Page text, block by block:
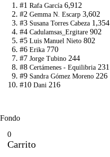
#1 Rafa García 6,912
#2 Gemma N. Escarp 3,602
#3 Susana Torres Cabeza 1,354
#4 Cadulamsas_Ergitare 902
#5 Luis Manuel Nieto 802
#6 Erika 770
#7 Jorge Tubino 244
#8 Certámenes - Equilibria 231
#9 Sandra Gómez Moreno 226
#10 Dani 216
Fondo
0
Carrito